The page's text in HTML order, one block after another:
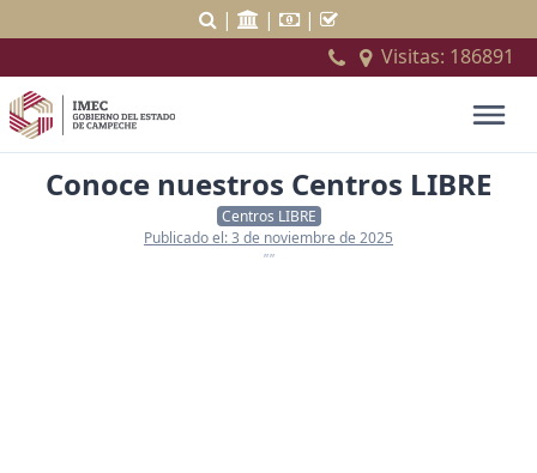
| |
|
Visitas: 186891
Conoce nuestros Centros LIBRE
Centros LIBRE
Publicado el: 3 de noviembre de 2025
""